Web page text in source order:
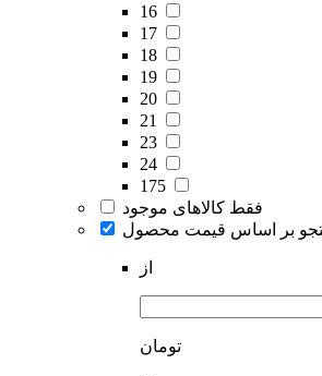
16
17
18
19
20
21
23
24
175
فقط کالاهای موجود
بر اساس قیمت محصول
از
تومان